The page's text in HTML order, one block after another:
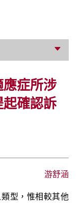
應症所涉
確認訴
游舒涵
型，惟相較其他